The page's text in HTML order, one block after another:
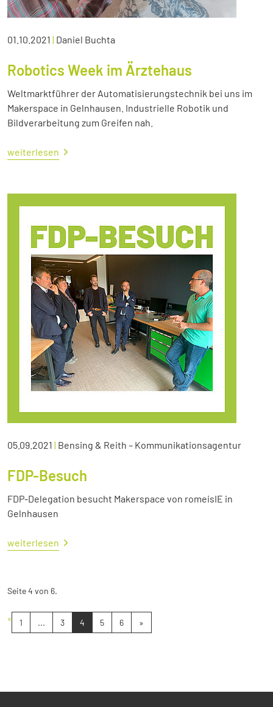
01.10.2021 | Daniel Buchta
Robotics Week im Ärztehaus
Weltmarktführer der Automatisierungstechnik bei uns im
Makerspace in Gelnhausen. Industrielle Robotik und
Bildverarbeitung zum Greifen nah.
weiterlesen
05.09.2021 | Bensing & Reith – Kommunikationsagentur
FDP-Besuch
FDP-Delegation besucht Makerspace von romeisIE in
Gelnhausen
weiterlesen
Seite 4 von 6.
« 1 ... 3 4 5 6 »